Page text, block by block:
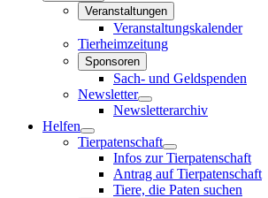
Veranstaltungen
Veranstaltungskalender
Tierheimzeitung
Sponsoren
Sach- und Geldspenden
Newsletter
Newsletterarchiv
Helfen
Tierpatenschaft
Infos zur Tierpatenschaft
Antrag auf Tierpatenschaft
Tiere, die Paten suchen